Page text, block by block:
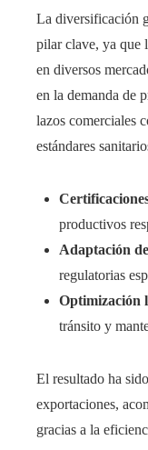
La diversificación
pilar clave, ya que
en diversos
en la demanda de
lazos comerciales
estándares
productivos
Adaptación
regulatorias
Optimización
tránsito y
El resultado ha
exportaciones,
gracias a la